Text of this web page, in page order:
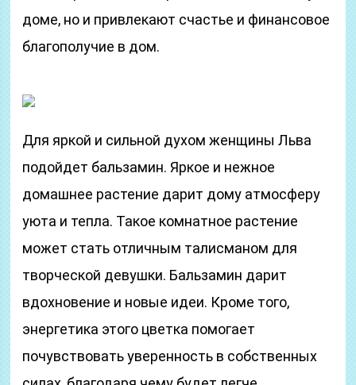
доме, но и привлекают счастье и финансовое
благополучие в дом.
Для яркой и сильной духом женщины Льва
подойдет бальзамин. Яркое и нежное
домашнее растение дарит дому атмосферу
уюта и тепла. Такое комнатное растение
может стать отличным талисманом для
творческой девушки. Бальзамин дарит
вдохновение и новые идеи. Кроме того,
энергетика этого цветка помогает
почувствовать уверенность в собственных